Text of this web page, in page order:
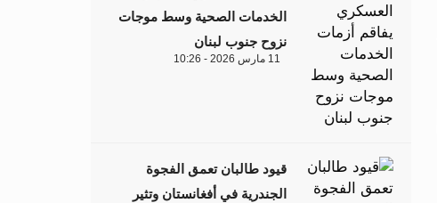
الخدمات الصحية وسط موجات
نزوح جنوب لبنان
11 مارس 2026 - 10:26
قيود طالبان تعمق الفجوة
الجندرية في أفغانستان وتثير